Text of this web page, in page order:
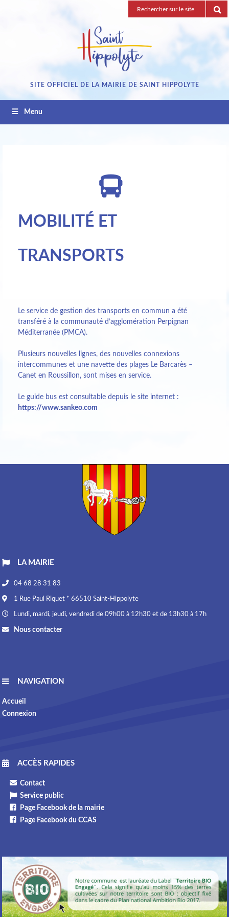
Recherche
pour
SITE OFFICIEL DE LA MAIRIE DE SAINT HIPPOLYTE
Menu
MOBILITÉ ET
TRANSPORTS
Le service de gestion des transports en commun a été
transféré à la communauté d’agglomération Perpignan
Méditerranée (PMCA).
Plusieurs nouvelles lignes, des nouvelles connexions
intercommunes et une navette des plages Le Barcarès –
Canet en Roussillon, sont mises en service.
Le guide bus est consultable depuis le site internet :
https://www.sankeo.com
LA MAIRIE
04 68 28 31 83
1 Rue Paul Riquet * 66510 Saint-Hippolyte
Lundi, mardi, jeudi, vendredi de 09h00 à 12h30 et de 13h30 à 17h
Nous contacter
NAVIGATION
Accueil
Connexion
ACCÈS RAPIDES
Contact
Service public
Page Facebook de la mairie
Page Facebook du CCAS